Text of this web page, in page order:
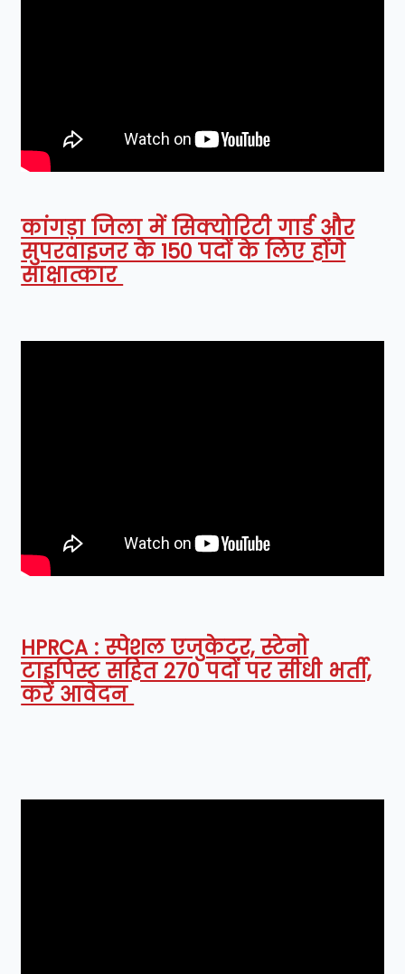
कांगड़ा जिला में सिक्योरिटी गार्ड और
सुपरवाइजर के 150 पदों के लिए होंगे
साक्षात्कार
HPRCA : स्पेशल एजुकेटर, स्टेनो
टाइपिस्ट सहित 270 पदों पर सीधी भर्ती,
करें आवेदन